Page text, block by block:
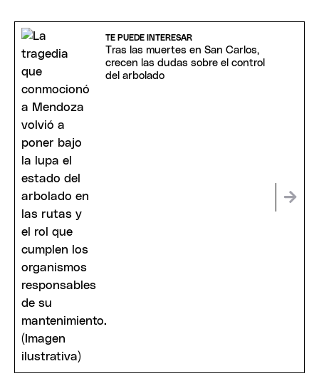
TE PUEDE INTERESAR
Tras las muertes en San Carlos,
crecen las dudas sobre el control
del arbolado